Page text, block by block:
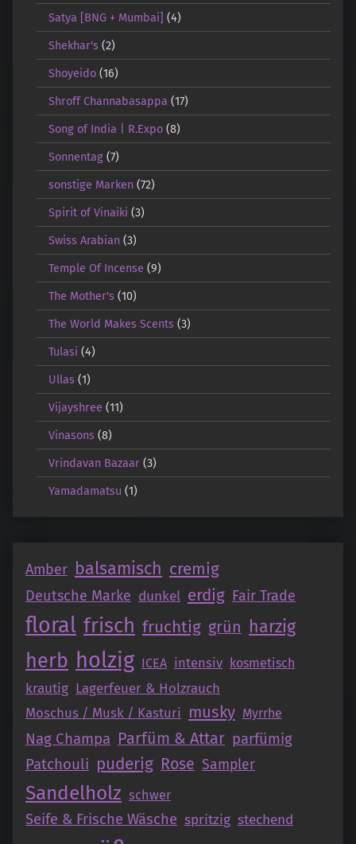
Satya [BNG + Mumbai] (4)
Shekhar's(2)
Shoyeido(16)
Shroff Channabasappa (17)
Song of India | R.Expo(8)
Sonnentag(7)
sonstige Marken(72)
Spirit of Vinaiki (3)
Swiss Arabian(3)
Temple Of Incense (9)
The Mother's(10)
The World Makes Scents(3)
Tulasi (4)
Ullas(1)
Vijayshree (11)
Vinasons(8)
Vrindavan Bazaar(3)
Yamadamatsu (1)
Amber balsamisch cremig
Deutsche Marke dunkel erdig Fair Trade
floral frisch fruchtig grün harzig
herb holzig ICEA intensiv kosmetisch
krautig Lagerfeuer & Holzrauch
Moschus / Musk / Kasturi musky Myrrhe
Nag Champa Parfüm & Attar parfümig
Patchouli puderig Rose Sampler
Sandelholz schwer
Seife & Frische Wäsche spritzig stechend